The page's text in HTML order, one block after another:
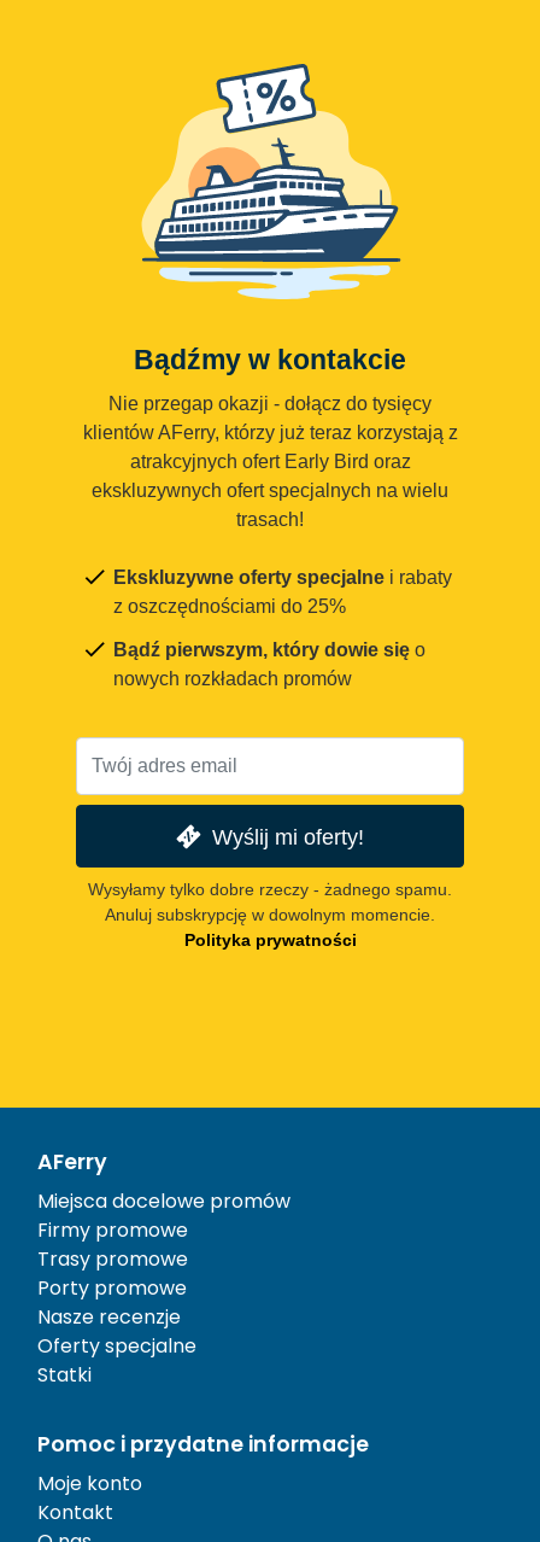
Bądźmy w kontakcie
Nie przegap okazji - dołącz do tysięcy
klientów AFerry, którzy już teraz korzystają z
atrakcyjnych ofert Early Bird oraz
ekskluzywnych ofert specjalnych na wielu
trasach!
Ekskluzywne oferty specjalne i rabaty
z oszczędnościami do 25%
Bądź pierwszym, który dowie się o
nowych rozkładach promów
Wyślij mi oferty!
Wysyłamy tylko dobre rzeczy - żadnego spamu.
Anuluj subskrypcję w dowolnym momencie.
Polityka prywatności
AFerry
Miejsca docelowe promów
Firmy promowe
Trasy promowe
Porty promowe
Nasze recenzje
Oferty specjalne
Statki
Pomoc i przydatne informacje
Moje konto
Kontakt